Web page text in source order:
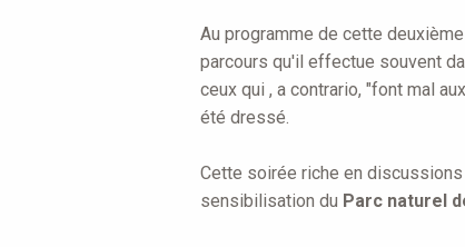
Au programme de cette
parcours qu'il effectue souvent
ceux qui , a contrario, "font mal
été dressé.
Cette soirée riche en
sensibilisation du Parc naturel